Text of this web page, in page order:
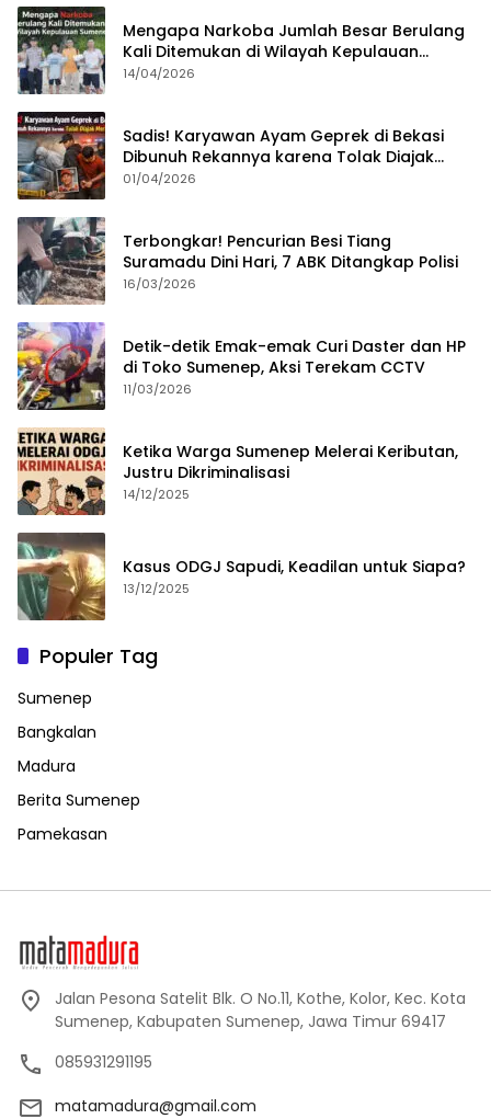
Mengapa Narkoba Jumlah Besar Berulang
Kali Ditemukan di Wilayah Kepulauan
Sumenep?
14/04/2026
Sadis! Karyawan Ayam Geprek di Bekasi
Dibunuh Rekannya karena Tolak Diajak
Merampok Majikan
01/04/2026
Terbongkar! Pencurian Besi Tiang
Suramadu Dini Hari, 7 ABK Ditangkap Polisi
16/03/2026
Detik-detik Emak-emak Curi Daster dan HP
di Toko Sumenep, Aksi Terekam CCTV
11/03/2026
Ketika Warga Sumenep Melerai Keributan,
Justru Dikriminalisasi
14/12/2025
Kasus ODGJ Sapudi, Keadilan untuk Siapa?
13/12/2025
Populer Tag
Sumenep
Bangkalan
Madura
Berita Sumenep
Pamekasan
Jalan Pesona Satelit Blk. O No.11, Kothe, Kolor, Kec. Kota
Sumenep, Kabupaten Sumenep, Jawa Timur 69417
085931291195
matamadura@gmail.com